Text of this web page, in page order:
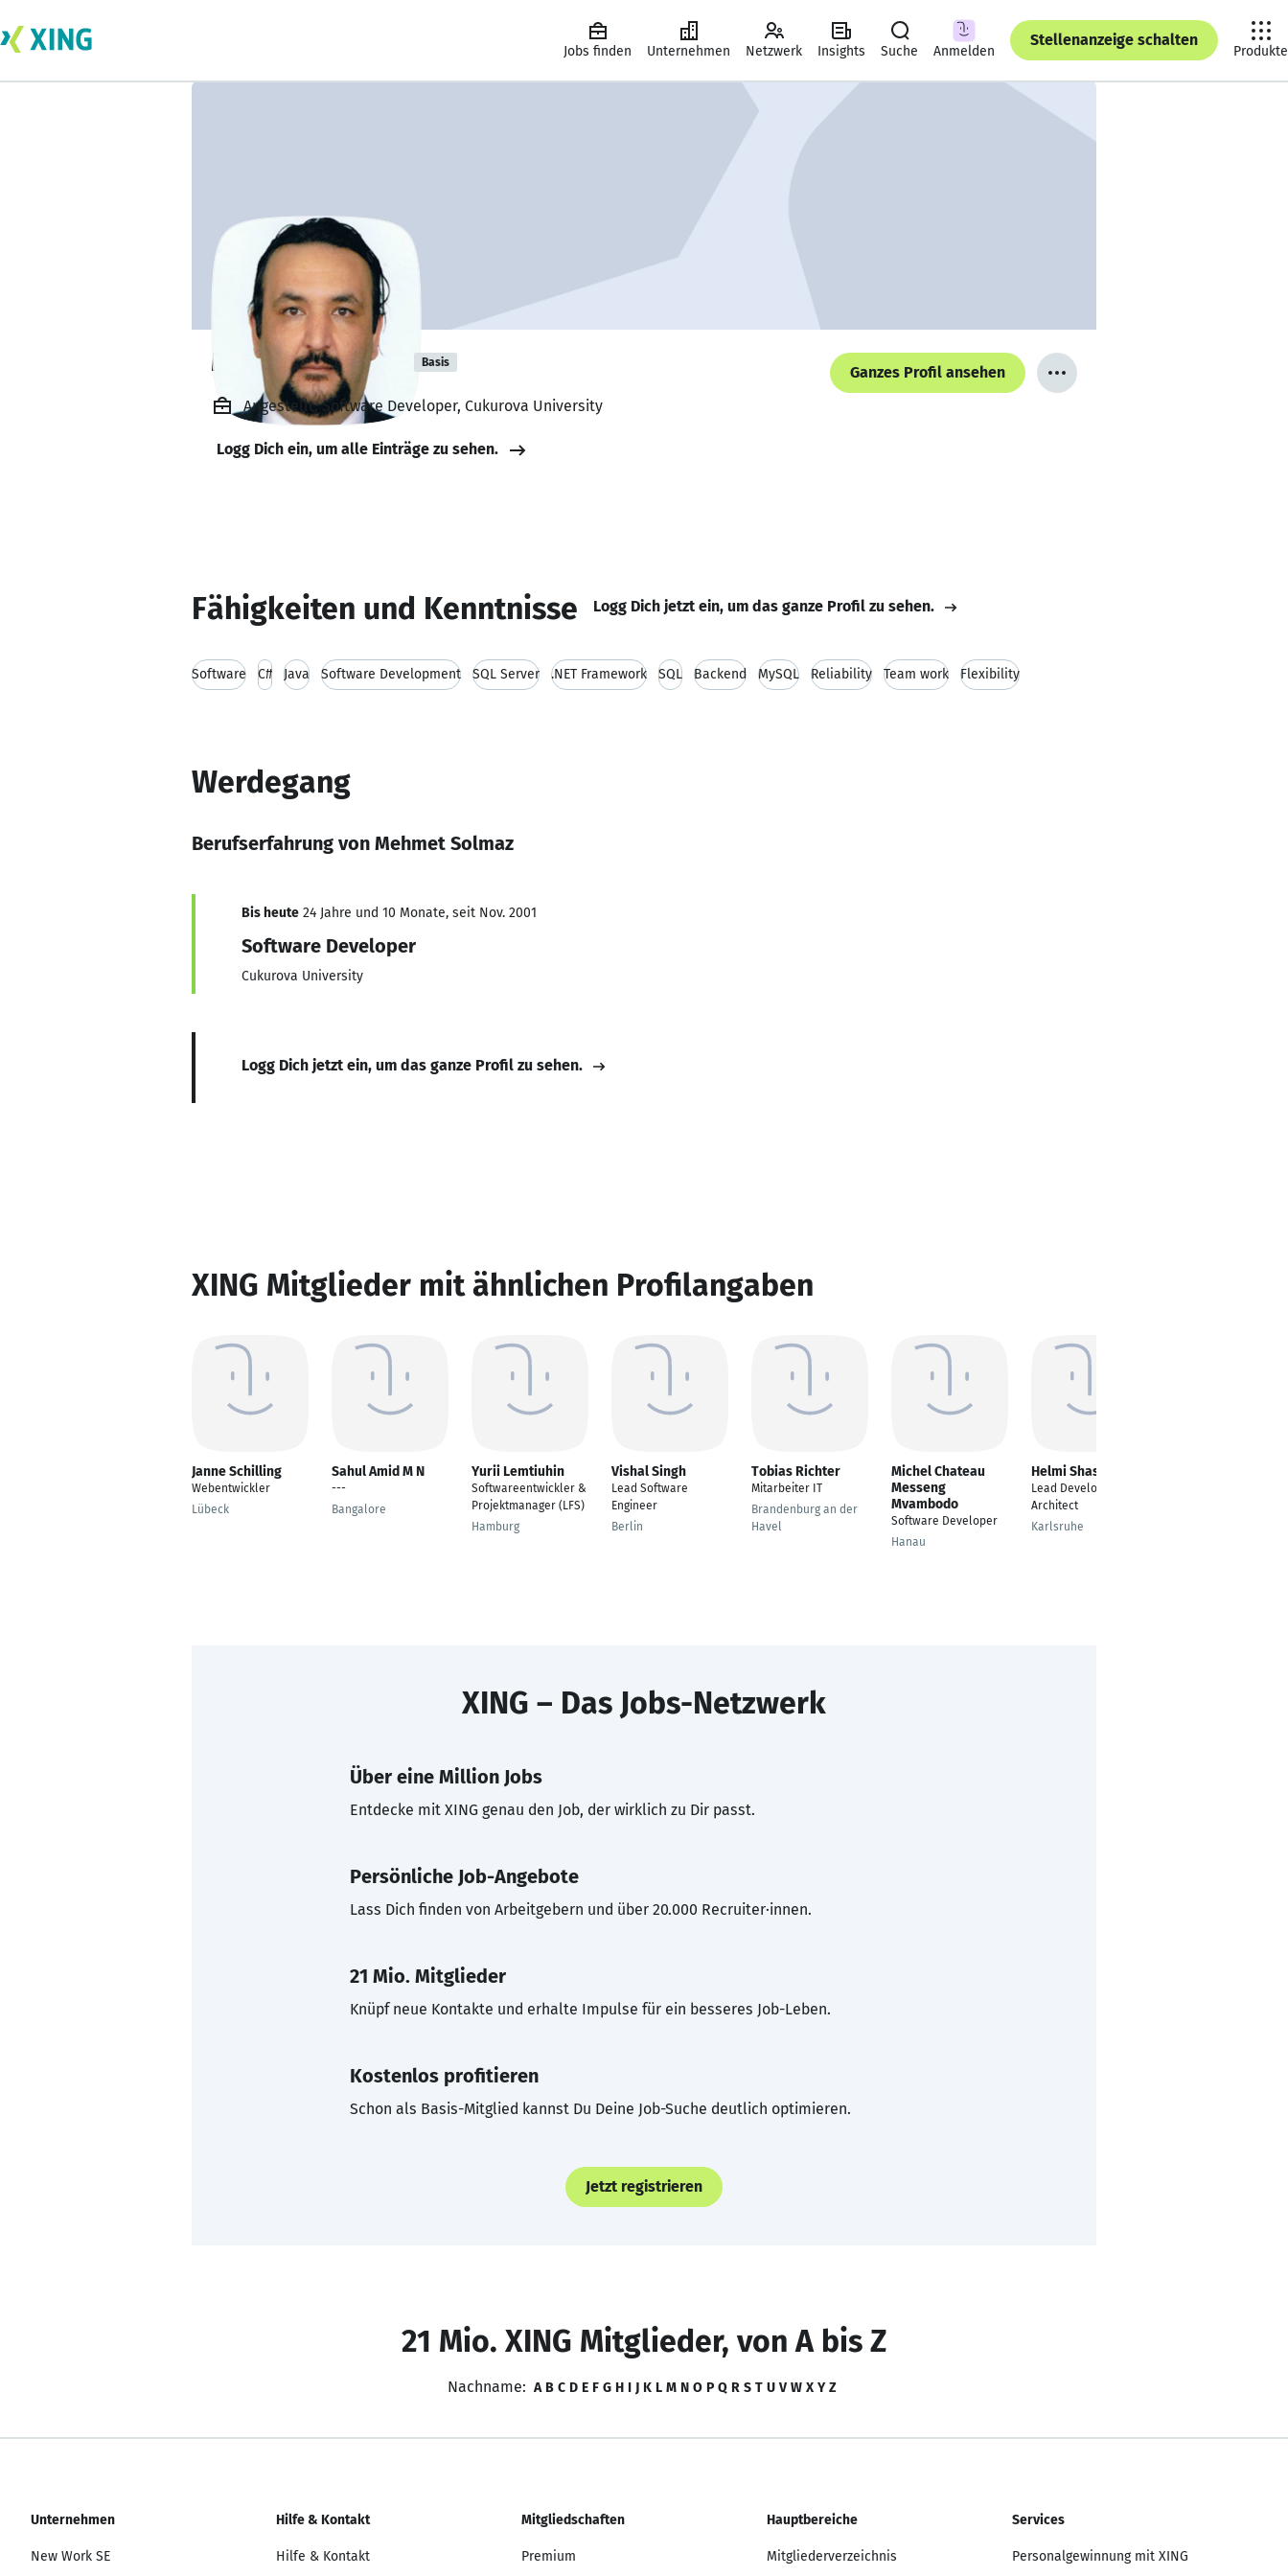
Jobs finden Unternehmen Netzwerk Insights Suche Anmelden
Stellenanzeige schalten
Produkte
Mehmet Solmaz Basis
Ganzes Profil ansehen
Angestellt, Software Developer, Cukurova University
Logg Dich ein, um alle Einträge zu sehen.
Fähigkeiten und Kenntnisse Logg Dich jetzt ein, um das ganze Profil zu sehen.
Software C# Java Software Development SQL Server .NET Framework SQL Backend MySQL Reliability Team work Flexibility
Werdegang
Berufserfahrung von Mehmet Solmaz
Bis heute 24 Jahre und 10 Monate, seit Nov. 2001
Software Developer
Cukurova University
Logg Dich jetzt ein, um das ganze Profil zu sehen.
XING Mitglieder mit ähnlichen Profilangaben
Janne Schilling
Webentwickler
Lübeck
Sahul Amid M N
---
Bangalore
Yurii Lemtiuhin
Softwareentwickler &
Projektmanager (LFS)
Hamburg
Vishal Singh
Lead Software
Engineer
Berlin
Tobias Richter
Mitarbeiter IT
Brandenburg an der
Havel
Michel Chateau
Messeng
Mvambodo
Software Developer
Hanau
Helmi Shashaah
Lead Developer /
Architect
Karlsruhe
XING – Das Jobs-Netzwerk
Über eine Million Jobs
Entdecke mit XING genau den Job, der wirklich zu Dir passt.
Persönliche Job-Angebote
Lass Dich finden von Arbeitgebern und über 20.000 Recruiter·innen.
21 Mio. Mitglieder
Knüpf neue Kontakte und erhalte Impulse für ein besseres Job-Leben.
Kostenlos profitieren
Schon als Basis-Mitglied kannst Du Deine Job-Suche deutlich optimieren.
Jetzt registrieren
21 Mio. XING Mitglieder, von A bis Z
Nachname: A B C D E F G H I J K L M N O P Q R S T U V W X Y Z
Unternehmen
New Work SE
Hilfe & Kontakt
Hilfe & Kontakt
Mitgliedschaften
Premium
Hauptbereiche
Mitgliederverzeichnis
Services
Personalgewinnung mit XING